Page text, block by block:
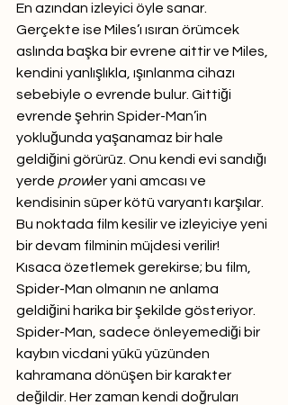
En azından izleyici öyle sanar.
Gerçekte ise Miles’ı ısıran örümcek
aslında başka bir evrene aittir ve Miles,
kendini yanlışlıkla, ışınlanma cihazı
sebebiyle o evrende bulur. Gittiği
evrende şehrin Spider-Man’in
yokluğunda yaşanamaz bir hale
geldiğini görürüz. Onu kendi evi sandığı
yerde prowler yani amcası ve
kendisinin süper kötü varyantı karşılar.
Bu noktada film kesilir ve izleyiciye yeni
bir devam filminin müjdesi verilir!
Kısaca özetlemek gerekirse; bu film,
Spider-Man olmanın ne anlama
geldiğini harika bir şekilde gösteriyor.
Spider-Man, sadece önleyemediği bir
kaybın vicdani yükü yüzünden
kahramana dönüşen bir karakter
değildir. Her zaman kendi doğruları